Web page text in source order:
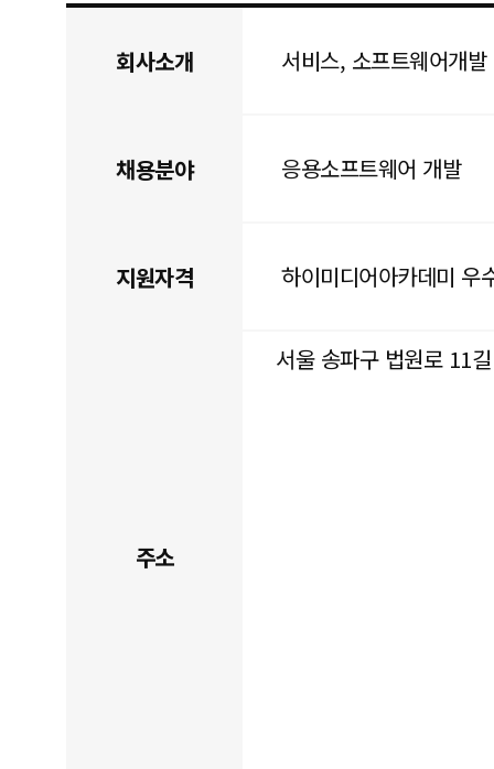
회사소개 서비스, 소프트웨어개발
채용분야 응용소프트웨어 개발
지원자격 하이미디어아카데미 우
주소
서울 송파구 법원로 11